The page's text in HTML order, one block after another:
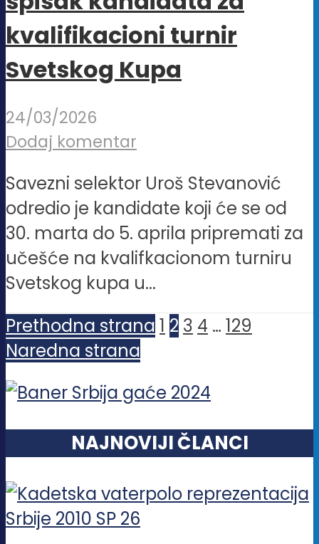
kvalifikacioni turnir
Svetskog Kupa
24/03/2026
Dodaj komentar
Savezni selektor Uroš Stevanović
odredio je kandidate koji će se od
30. marta do 5. aprila pripremati za
učešće na kvalifkacionom turniru
Svetskog kupa u...
Prethodna strana 1 2 3 4 … 129
Naredna strana
NAJNOVIJI ČLANCI